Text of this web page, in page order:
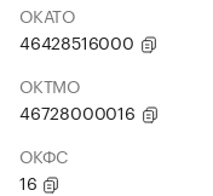
ОКАТО
46428516000
ОКТМО
46728000016
ОКФС
16